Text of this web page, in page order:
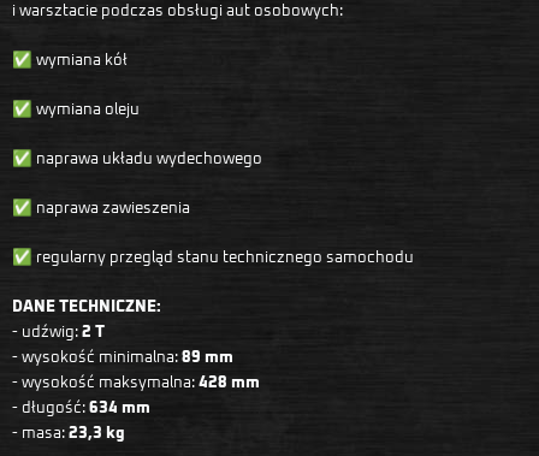
i warsztacie podczas obsługi aut osobowych:
✅ wymiana kół
✅ wymiana oleju
✅ naprawa układu wydechowego
✅ naprawa zawieszenia
✅ regularny przegląd stanu technicznego samochodu
DANE TECHNICZNE:
- udźwig: 2 T
- wysokość minimalna: 89 mm
- wysokość maksymalna: 428 mm
- długość: 634 mm
- masa: 23,3 kg